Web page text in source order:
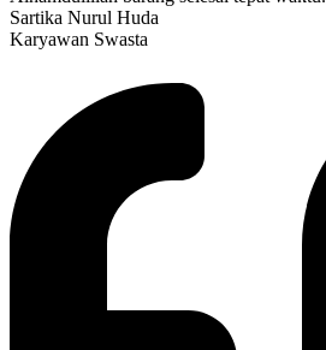
Sartika Nurul Huda
Karyawan Swasta